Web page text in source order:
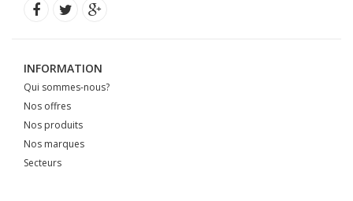
INFORMATION
Qui sommes-nous?
Nos offres
Nos produits
Nos marques
Secteurs